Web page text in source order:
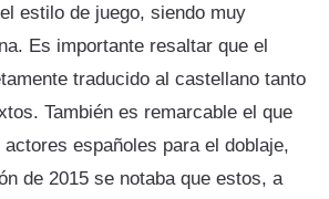
estilo de juego, siendo muy
Es importante resaltar que el
traducido al castellano tanto
También es remarcable el que
españoles para el doblaje,
de 2015 se notaba que estos, a